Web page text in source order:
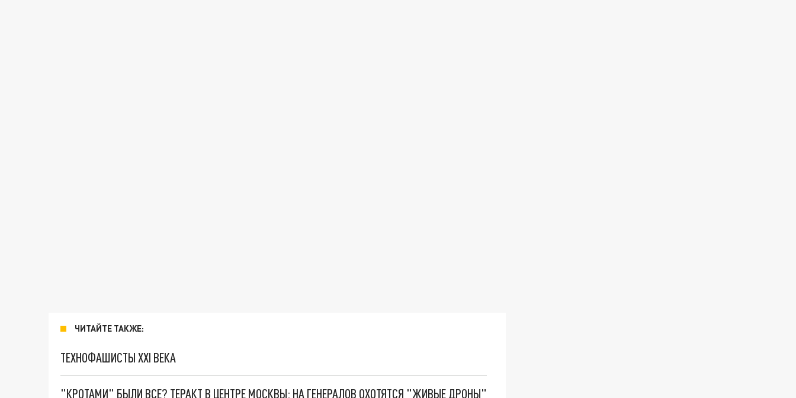
ЧИТАЙТЕ ТАКЖЕ:
ТЕХНОФАШИСТЫ XXI ВЕКА
"КРОТАМИ" БЫЛИ ВСЕ? ТЕРАКТ В ЦЕНТРЕ МОСКВЫ: НА ГЕНЕРАЛОВ ОХОТЯТСЯ "ЖИВЫЕ ДРОНЫ"